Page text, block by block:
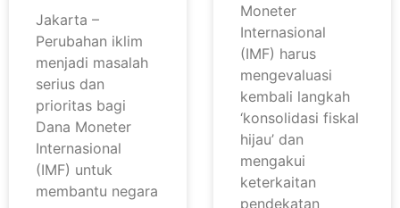
Jakarta –
Perubahan iklim
menjadi masalah
serius dan
prioritas bagi
Dana Moneter
Internasional
(IMF) untuk
membantu negara
Moneter
Internasional
(IMF) harus
mengevaluasi
kembali langkah
‘konsolidasi fiskal
hijau’ dan
mengakui
keterkaitan
pendekatan